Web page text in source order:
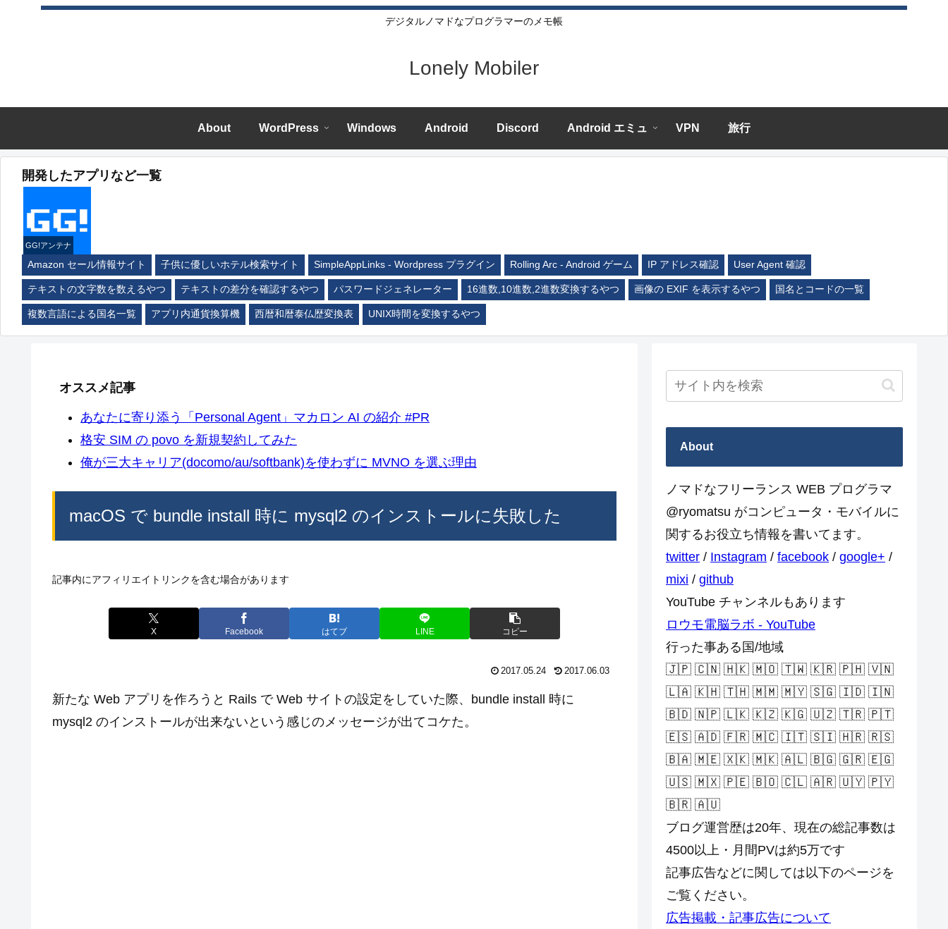
デジタルノマドなプログラマーのメモ帳
Lonely Mobiler
About WordPress Windows Android Discord Android エミュ VPN 旅行
開発したアプリなど一覧
GG!アンテナ
Amazon セール情報サイト 子供に優しいホテル検索サイト SimpleAppLinks - Wordpress プラグイン Rolling Arc - Android ゲーム IP アドレス確認 User Agent 確認
テキストの文字数を数えるやつ テキストの差分を確認するやつ パスワードジェネレーター 16進数,10進数,2進数変換するやつ 画像の EXIF を表示するやつ 国名とコードの一覧
複数言語による国名一覧 アプリ内通貨換算機 西暦和暦泰仏歴変換表 UNIX時間を変換するやつ
オススメ記事
あなたに寄り添う「Personal Agent」マカロン AI の紹介 #PR
格安 SIM の povo を新規契約してみた
俺が三大キャリア(docomo/au/softbank)を使わずに MVNO を選ぶ理由
macOS で bundle install 時に mysql2 のインストールに失敗した
記事内にアフィリエイトリンクを含む場合があります
X Facebook はてブ LINE コピー
2017.05.24 2017.06.03
新たな Web アプリを作ろうと Rails で Web サイトの設定をしていた際、bundle install 時に
mysql2 のインストールが出来ないという感じのメッセージが出てコケた。
About
ノマドなフリーランス WEB プログラマ
@ryomatsu がコンピュータ・モバイルに
関するお役立ち情報を書いてます。
twitter / Instagram / facebook / google+ /
mixi / github
YouTube チャンネルもあります
ロウモ電脳ラボ - YouTube
行った事ある国/地域
🇯🇵 🇨🇳 🇭🇰 🇲🇴 🇹🇼 🇰🇷 🇵🇭 🇻🇳
🇱🇦 🇰🇭 🇹🇭 🇲🇲 🇲🇾 🇸🇬 🇮🇩 🇮🇳
🇧🇩 🇳🇵 🇱🇰 🇰🇿 🇰🇬 🇺🇿 🇹🇷 🇵🇹
🇪🇸 🇦🇩 🇫🇷 🇲🇨 🇮🇹 🇸🇮 🇭🇷 🇷🇸
🇧🇦 🇲🇪 🇽🇰 🇲🇰 🇦🇱 🇧🇬 🇬🇷 🇪🇬
🇺🇸 🇲🇽 🇵🇪 🇧🇴 🇨🇱 🇦🇷 🇺🇾 🇵🇾
🇧🇷 🇦🇺
ブログ運営歴は20年、現在の総記事数は
4500以上・月間PVは約5万です
記事広告などに関しては以下のページを
ご覧ください。
広告掲載・記事広告について